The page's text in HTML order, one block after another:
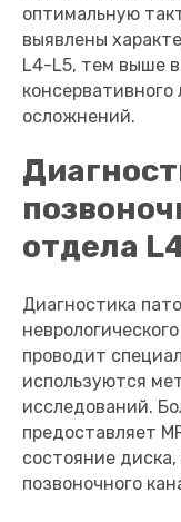
оптимальную
выявлены
L4-L5, тем выше
осложнений.
отдела
Диагностика
проводит
используются
исследований.
предоставляет
состояние
позвоночного